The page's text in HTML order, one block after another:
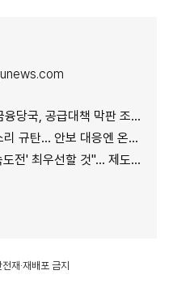
당국, 공급대책 막판 조율
규탄… 안보 대응엔 온도차
할 것"… 제도 개선·직원 참여 독려
재·재배포 금지